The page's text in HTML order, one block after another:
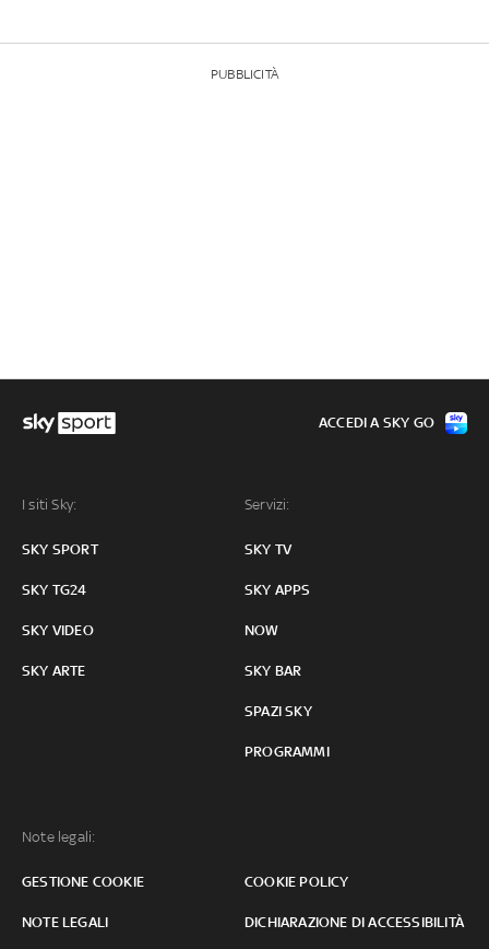
PUBBLICITÀ
I siti Sky:
SKY SPORT
SKY TG24
SKY VIDEO
SKY ARTE
Servizi:
SKY TV
SKY APPS
NOW
SKY BAR
SPAZI SKY
PROGRAMMI
Note legali:
GESTIONE COOKIE COOKIE POLICY
NOTE LEGALI DICHIARAZIONE DI ACCESSIBILITÀ
ACCEDI A SKY GO